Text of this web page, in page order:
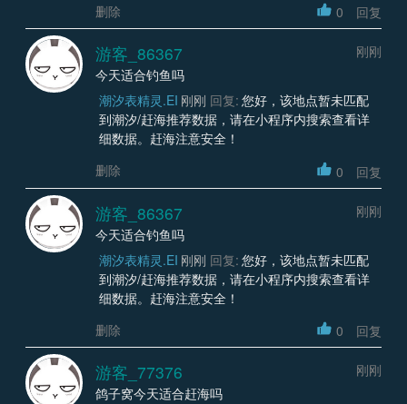
删除
0 回复
游客_86367
刚刚
今天适合钓鱼吗
潮汐表精灵.EI 刚刚 回复: 您好，该地点暂未匹配
到潮汐/赶海推荐数据，请在小程序内搜索查看详
细数据。赶海注意安全！
删除
0 回复
游客_86367
刚刚
今天适合钓鱼吗
潮汐表精灵.EI 刚刚 回复: 您好，该地点暂未匹配
到潮汐/赶海推荐数据，请在小程序内搜索查看详
细数据。赶海注意安全！
删除
0 回复
游客_77376
刚刚
鸽子窝今天适合赶海吗